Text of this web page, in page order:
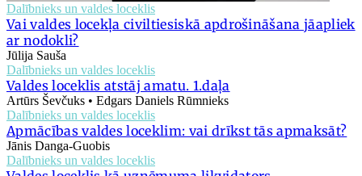
Dalībnieks un valdes loceklis
Vai valdes locekļa civiltiesiskā apdrošināšana jāapliek
ar nodokli?
Jūlija Sauša
Dalībnieks un valdes loceklis
Valdes loceklis atstāj amatu. 1.daļa
Artūrs Ševčuks • Edgars Daniels Rūmnieks
Dalībnieks un valdes loceklis
Apmācības valdes loceklim: vai drīkst tās apmaksāt?
Jānis Danga-Guobis
Dalībnieks un valdes loceklis